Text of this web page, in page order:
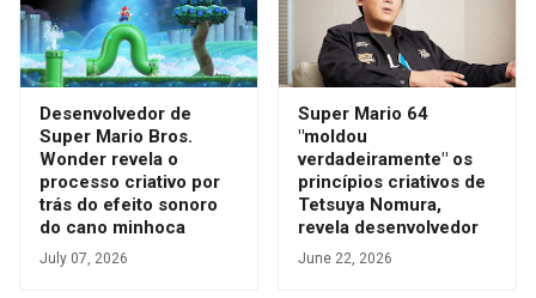
Desenvolvedor de
Super Mario Bros.
Wonder revela o
processo criativo por
trás do efeito sonoro
do cano minhoca
July 07, 2026
Super Mario 64
"moldou
verdadeiramente" os
princípios criativos de
Tetsuya Nomura,
revela desenvolvedor
June 22, 2026